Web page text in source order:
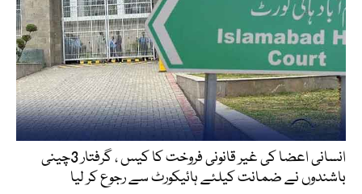
انسانی اعضا کی غیر قانونی فروخت کا کیس ، گرفتار 3چینی
باشندوں نے ضمانت کیلئے ہائیکورٹ سے رجوع کر لیا